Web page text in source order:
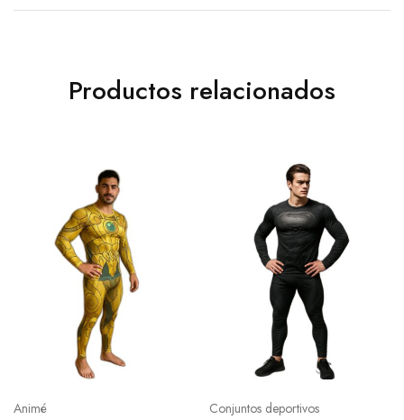
Productos relacionados
Animé Conjuntos deportivos